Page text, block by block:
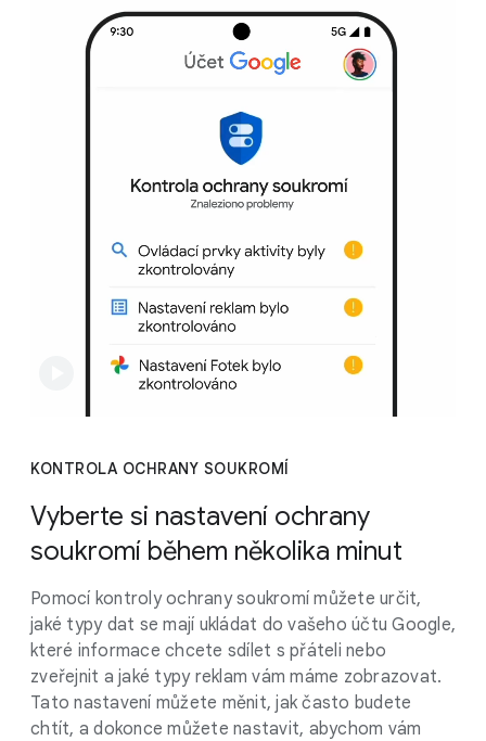
KONTROLA OCHRANY SOUKROMÍ
Vyberte si nastavení ochrany
soukromí během několika minut
Pomocí kontroly ochrany soukromí můžete určit,
jaké typy dat se mají ukládat do vašeho účtu Google,
které informace chcete sdílet s přáteli nebo
zveřejnit a jaké typy reklam vám máme zobrazovat.
Tato nastavení můžete měnit, jak často budete
chtít, a dokonce můžete nastavit, abychom vám